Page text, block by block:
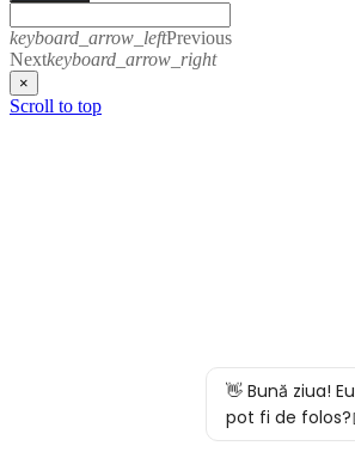
keyboard_arrow_leftPrevious
Nextkeyboard_arrow_right
×
Scroll to top